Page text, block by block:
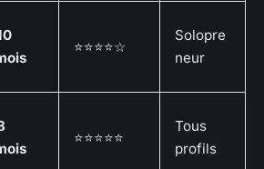
⭐⭐⭐⭐☆
Solopre
neur
⭐⭐⭐⭐⭐
Tous
profils